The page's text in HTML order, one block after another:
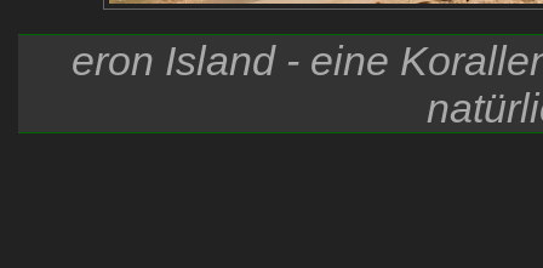
eron Island - eine